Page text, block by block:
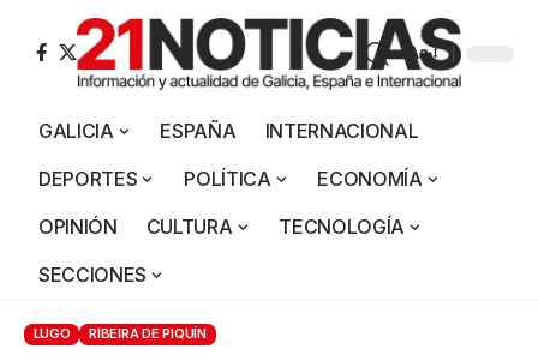
Aa
GALICIA ESPAÑA
INTERNACIONAL
DEPORTES
POLÍTICA
ECONOMÍA
OPINIÓN
CULTURA
TECNOLOGÍA
SECCIONES
LUGO RIBEIRA DE PIQUÍN